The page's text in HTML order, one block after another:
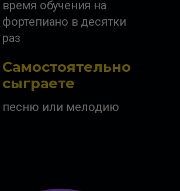
время обучения на
фортепиано в десятки
раз
песню или мелодию
Самостоятельно
сыграете